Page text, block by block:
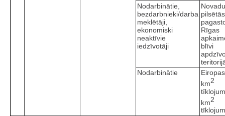
Nodarbinātie,
bezdarbnieki/darba
meklētāji,
ekonomiski
neaktīvie
iedzīvotāji
Novadu
Rīgas
blīvi
Nodarbinātie
km2
km2